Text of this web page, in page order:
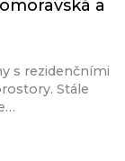
a
s rezidenčními
Stále